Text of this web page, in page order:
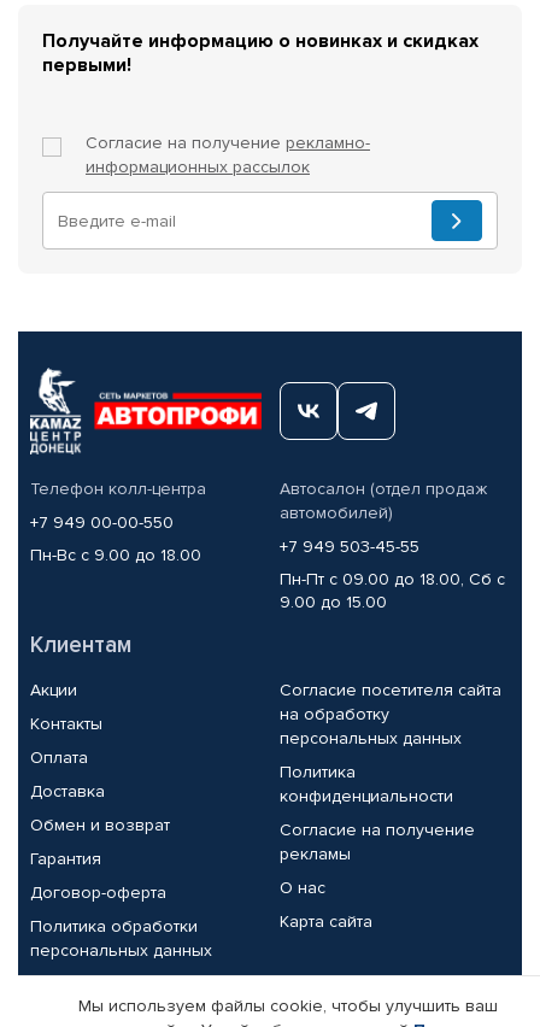
Получайте информацию о новинках и скидках
первыми!
Согласие на получение рекламно-
информационных рассылок
Телефон колл-центра
+7 949 00-00-550
Пн-Вс с 9.00 до 18.00
Автосалон (отдел продаж
автомобилей)
+7 949 503-45-55
Пн-Пт с 09.00 до 18.00, Сб с
9.00 до 15.00
Клиентам
Акции
Контакты
Оплата
Доставка
Обмен и возврат
Гарантия
Договор-оферта
Политика обработки
персональных данных
Согласие посетителя сайта
на обработку
персональных данных
Политика
конфиденциальности
Согласие на получение
рекламы
О нас
Карта сайта
Партнерам
Мы используем файлы cookie, чтобы улучшить ваш